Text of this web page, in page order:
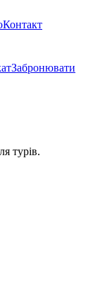
Контакт
Забронювати
турів.